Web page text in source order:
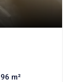
96 m²